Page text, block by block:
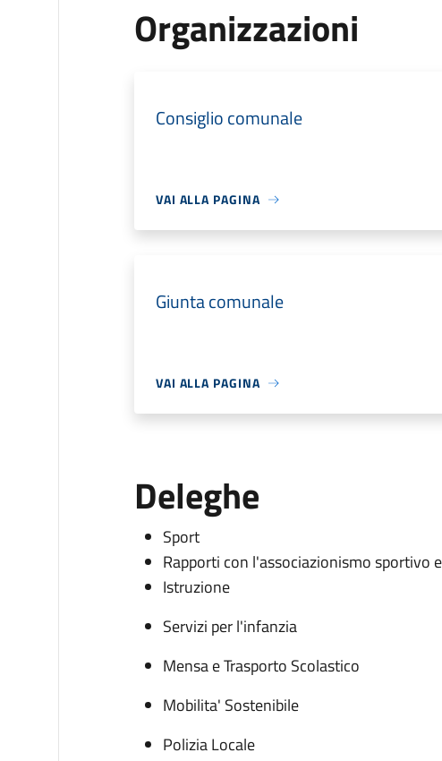
Organizzazioni
Consiglio comunale
VAI ALLA PAGINA
Giunta comunale
VAI ALLA PAGINA
Deleghe
Sport
Rapporti con l'associazionismo sportivo
Istruzione
Servizi per l'infanzia
Mensa e Trasporto Scolastico
Mobilita' Sostenibile
Polizia Locale